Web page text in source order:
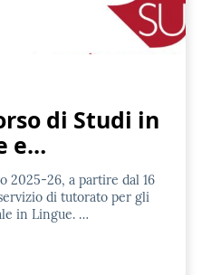
di Studi in
e…
2025-26, a partire dal 16
di tutorato per gli
in Lingue. …